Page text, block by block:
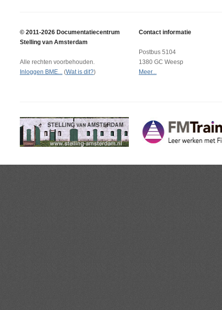
© 2011-2026 Documentatiecentrum
Stelling van Amsterdam
Alle rechten voorbehouden.
Inloggen BME... (Wat is dit?)
Contact informatie
Postbus 5104
1380 GC Weesp
Meer...